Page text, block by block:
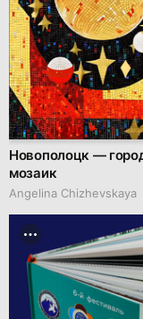
Новополоцк —
мозаик
Angelina Chizhevskaya